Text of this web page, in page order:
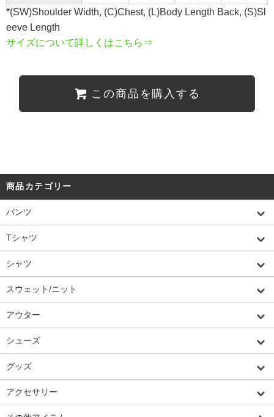
*(SW)Shoulder Width, (C)Chest, (L)Body Length Back, (S)Sl
eeve Length
サイズについて詳しくはこちら⇒
この商品を購入する
商品カテゴリー
パンツ
Tシャツ
シャツ
スウェット/ニット
アウター
シューズ
グッズ
アクセサリー